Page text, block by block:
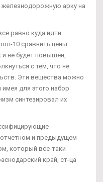
арку на
равно куда идти.
10 сравнить цены
и не будет повышен,
с тем, что не
Эти вещества можно
для этого набор
синтезировал их
и предыдущем
который все-таки
край, ст-ца